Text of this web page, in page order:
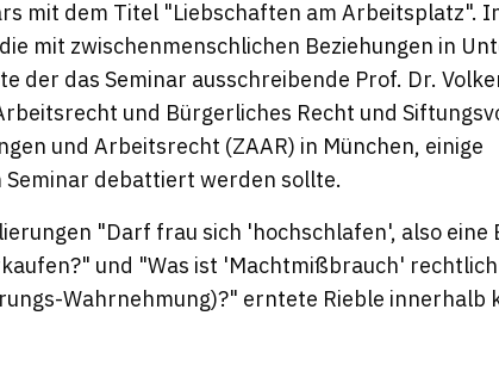
mit dem Titel "Liebschaften am Arbeitsplatz".
mit zwischenmenschlichen Beziehungen in
der das Seminar ausschreibende Prof. Dr.
und Bürgerliches Recht und
und Arbeitsrecht (ZAAR) in München, einige
Seminar debattiert werden sollte.
"Darf frau sich 'hochschlafen', also eine
und "Was ist 'Machtmißbrauch'
Wahrnehmung)?" erntete Rieble innerhalb